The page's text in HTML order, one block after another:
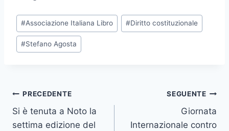
Tag
articolo:
#Associazione Italiana Libro #Diritto costituzionale
#Stefano Agosta
Navigazione
articoli
PRECEDENTE
Si è tenuta a Noto la
settima edizione del
SEGUENTE
Giornata
Internazionale contro